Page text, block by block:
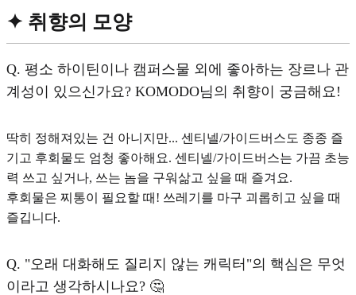
✦ 취향의 모양
Q. 평소 하이틴이나 캠퍼스물 외에 좋아하는 장르나 관
계성이 있으신가요? KOMODO님의 취향이 궁금해요!
딱히 정해져있는 건 아니지만... 센티넬/가이드버스도 종종 즐
기고 후회물도 엄청 좋아해요. 센티넬/가이드버스는 가끔 초능
력 쓰고 싶거나, 쓰는 놈을 구워삶고 싶을 때 즐겨요.
후회물은 찌통이 필요할 때! 쓰레기를 마구 괴롭히고 싶을 때
즐깁니다.
Q. "오래 대화해도 질리지 않는 캐릭터"의 핵심은 무엇
이라고 생각하시나요? 🤔